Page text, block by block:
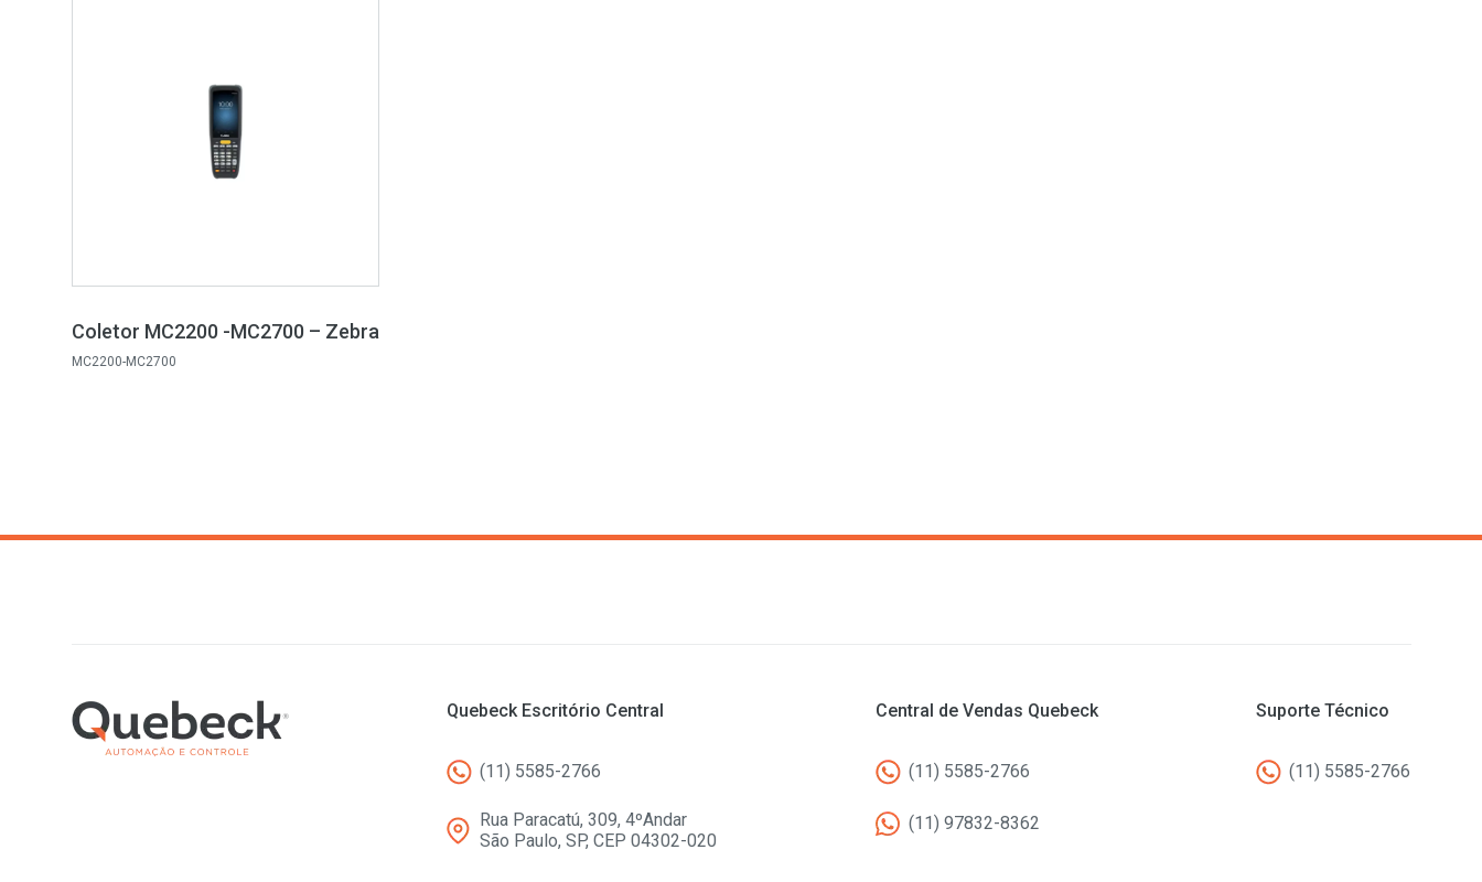
Coletor MC2200 -MC2700 – Zebra
MC2200-MC2700
Quebeck Escritório Central
(11) 5585-2766
Rua Paracatú, 309, 4ºAndar
São Paulo, SP, CEP 04302-020
Central de Vendas Quebeck
(11) 5585-2766
(11) 97832-8362
Suporte Técnico
(11) 5585-2766